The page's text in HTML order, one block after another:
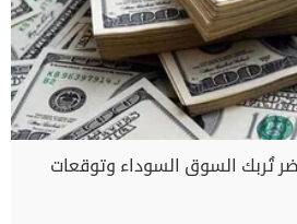
تُربك السوق السوداء وتوقعات